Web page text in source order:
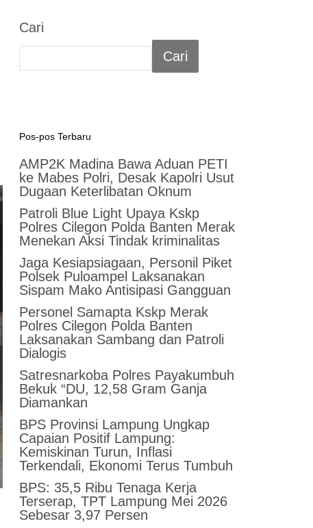
Cari
Cari
Pos-pos Terbaru
AMP2K Madina Bawa Aduan PETI
ke Mabes Polri, Desak Kapolri Usut
Dugaan Keterlibatan Oknum
Patroli Blue Light Upaya Kskp
Polres Cilegon Polda Banten Merak
Menekan Aksi Tindak kriminalitas
Jaga Kesiapsiagaan, Personil Piket
Polsek Puloampel Laksanakan
Sispam Mako Antisipasi Gangguan
Personel Samapta Kskp Merak
Polres Cilegon Polda Banten
Laksanakan Sambang dan Patroli
Dialogis
Satresnarkoba Polres Payakumbuh
Bekuk “DU, 12,58 Gram Ganja
Diamankan
BPS Provinsi Lampung Ungkap
Capaian Positif Lampung:
Kemiskinan Turun, Inflasi
Terkendali, Ekonomi Terus Tumbuh
BPS: 35,5 Ribu Tenaga Kerja
Terserap, TPT Lampung Mei 2026
Sebesar 3,97 Persen